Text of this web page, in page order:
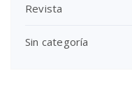
Revista
Sin categoría